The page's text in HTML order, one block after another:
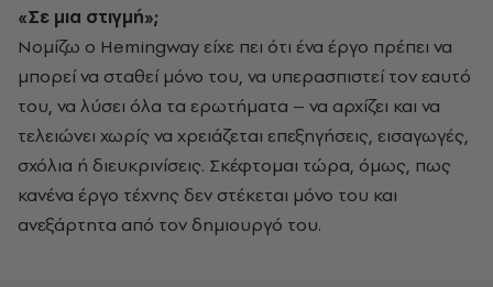
«Σε μια στιγμή»;
Νομίζω ο Hemingway είχε πει ότι ένα έργο πρέπει να
μπορεί να σταθεί μόνο του, να υπερασπιστεί τον εαυτό
του, να λύσει όλα τα ερωτήματα – να αρχίζει και να
τελειώνει χωρίς να χρειάζεται επεξηγήσεις, εισαγωγές,
σχόλια ή διευκρινίσεις. Σκέφτομαι τώρα, όμως, πως
κανένα έργο τέχνης δεν στέκεται μόνο του και
ανεξάρτητα από τον δημιουργό του.